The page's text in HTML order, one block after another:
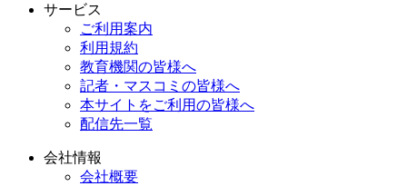
サービス
ご利用案内
利用規約
教育機関の皆様へ
記者・マスコミの皆様へ
本サイトをご利用の皆様へ
配信先一覧
会社情報
会社概要